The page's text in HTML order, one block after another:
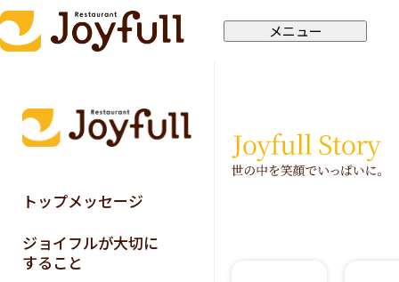
メニュー
トップメッセージ
ジョイフルが大切に
すること